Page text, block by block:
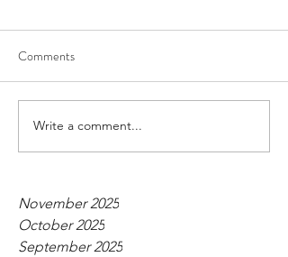
Comments
Write a comment...
November 2025
October 2025
September 2025